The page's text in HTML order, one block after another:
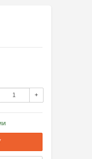
+